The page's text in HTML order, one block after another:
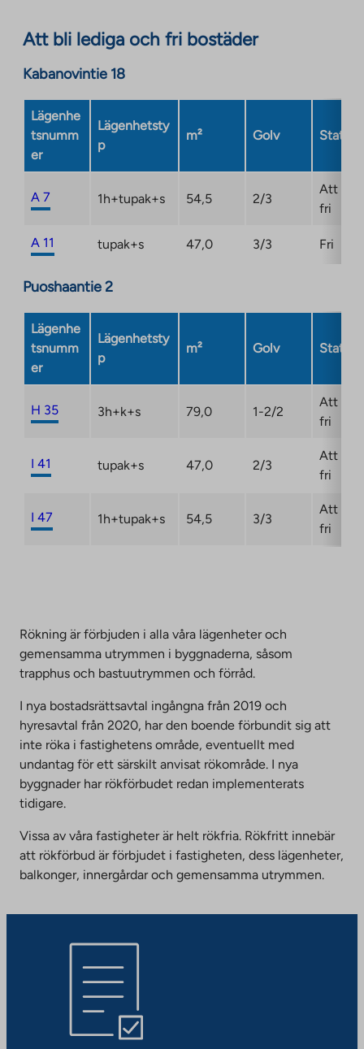
in
Att bli lediga och fri bostäder
Kabanovintie 18
Lägenhe
tsnumm
er
Lägenhetsty
p
m² Golv Status
A 7 1h+tupak+s 54,5 2/3
Att bli
fri
A 11 tupak+s 47,0 3/3 Fri
Puoshaantie 2
Lägenhe
tsnumm
er
Lägenhetsty
p
m² Golv Status
H 35 3h+k+s 79,0 1-2/2
Att bli
fri
I 41 tupak+s 47,0 2/3
Att bli
fri
I 47 1h+tupak+s 54,5 3/3
Att bli
fri
Rökning är förbjuden i alla våra lägenheter och
gemensamma utrymmen i byggnaderna, såsom
trapphus och bastuutrymmen och förråd.
I nya bostadsrättsavtal ingångna från 2019 och
hyresavtal från 2020, har den boende förbundit sig att
inte röka i fastighetens område, eventuellt med
undantag för ett särskilt anvisat rökområde. I nya
byggnader har rökförbudet redan implementerats
tidigare.
Vissa av våra fastigheter är helt rökfria. Rökfritt innebär
att rökförbud är förbjudet i fastigheten, dess lägenheter,
balkonger, innergårdar och gemensamma utrymmen.